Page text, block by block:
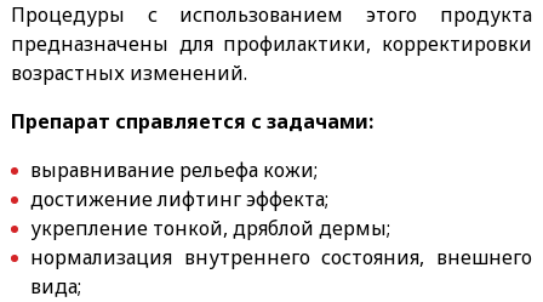
Процедуры с использованием этого продукта
предназначены для профилактики, корректировки
возрастных изменений.
Препарат справляется с задачами:
выравнивание рельефа кожи;
достижение лифтинг эффекта;
укрепление тонкой, дряблой дермы;
нормализация внутреннего состояния, внешнего
вида;